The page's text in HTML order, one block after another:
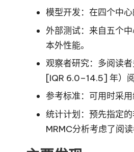
模型开发：在四个中
外部测试：来自五个
本外性能。
观察者研究：多阅读
[IQR 6.0–14.5] 年）
参考标准：可用时采
统计计划：预先指定
MRMC分析考虑了阅